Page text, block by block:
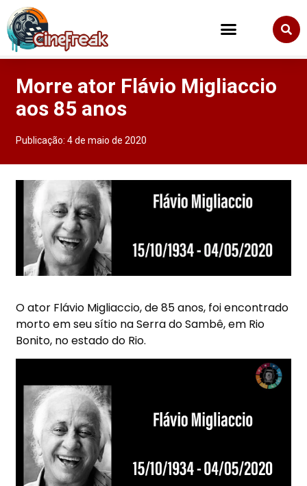
Morre ator Flávio Migliaccio
aos 85 anos
Publicação:4 de maio de 2020
O ator Flávio Migliaccio, de 85 anos, foi encontrado
morto em seu sítio na Serra do Sambê, em Rio
Bonito, no estado do Rio.